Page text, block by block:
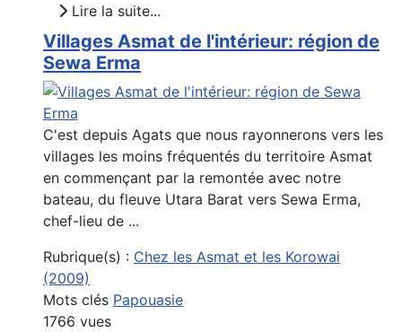
Lire la suite...
Villages Asmat de l'intérieur: région de
Sewa Erma
C'est depuis Agats que nous rayonnerons vers les
villages les moins fréquentés du territoire Asmat
en commençant par la remontée avec notre
bateau, du fleuve Utara Barat vers Sewa Erma,
chef-lieu de ...
Rubrique(s) : Chez les Asmat et les Korowai
(2009)
Mots clés Papouasie
1766 vues